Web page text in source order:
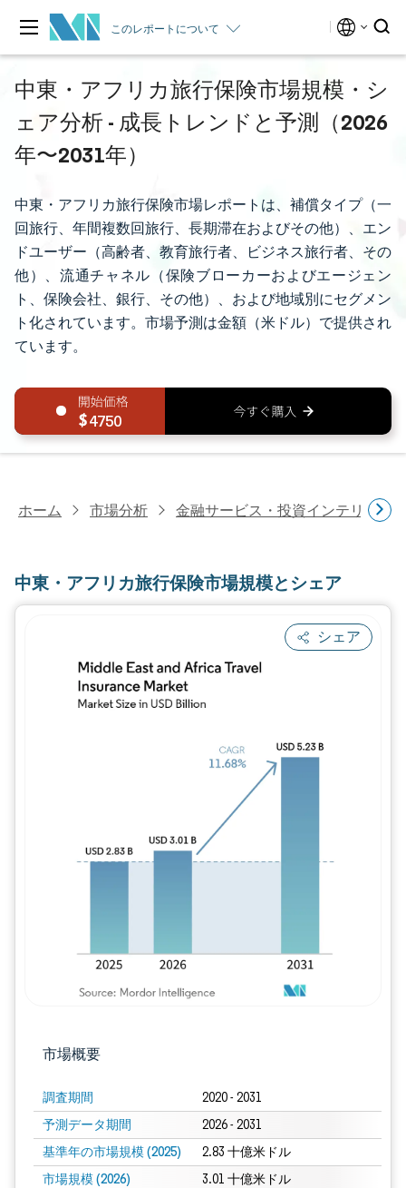
このレポートについて
中東・アフリカ旅行保険市場規模・シ
ェア分析 - 成長トレンドと予測（2026
年〜2031年）
中東・アフリカ旅行保険市場レポートは、補償タイプ（一
回旅行、年間複数回旅行、長期滞在およびその他）、エン
ドユーザー（高齢者、教育旅行者、ビジネス旅行者、その
他）、流通チャネル（保険ブローカーおよびエージェン
ト、保険会社、銀行、その他）、および地域別にセグメン
ト化されています。市場予測は金額（米ドル）で提供され
ています。
4750
ホーム 市場分析 金融サービス・投資インテリジェ
中東・アフリカ旅行保険市場規模とシェア
シェア
市場概要
調査期間 2020 - 2031
予測データ期間 2026 - 2031
基準年の市場規模 (2025) 2.83 十億米ドル
市場規模 (2026) 3.01 十億米ドル
画像 © Mordor Intelligence。再利用には